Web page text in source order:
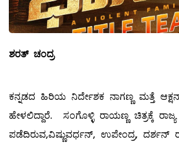
ಶರತ್ ಚಂದ್ರ
ಕನ್ನಡದ ಹಿರಿಯ ನಿರ್ದೇಶಕ ನಾಗಣ್ಣ ಮತ್ತೆ
ಹೇಳಲಿದ್ದಾರೆ. ಸಂಗೊಳ್ಳಿ ರಾಯಣ್ಣ ಚಿತ್ರಕ್ಕೆ ರಾಜ್ಯ
ಪಡೆದಿರುವ,ವಿಷ್ಣುವರ್ಧನ್, ಉಪೇಂದ್ರ, ದರ್ಶನ್